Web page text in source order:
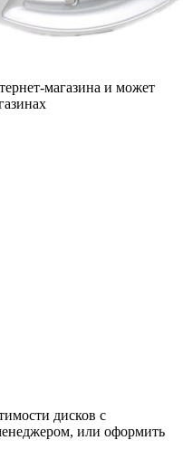
магазина и может
дисков с
или оформить